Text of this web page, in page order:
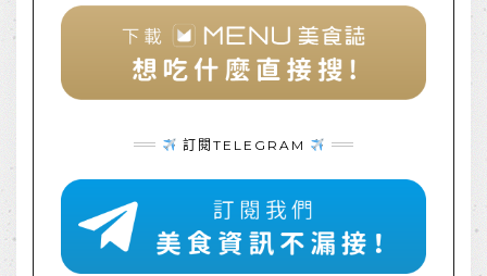
訂閱TELEGRAM